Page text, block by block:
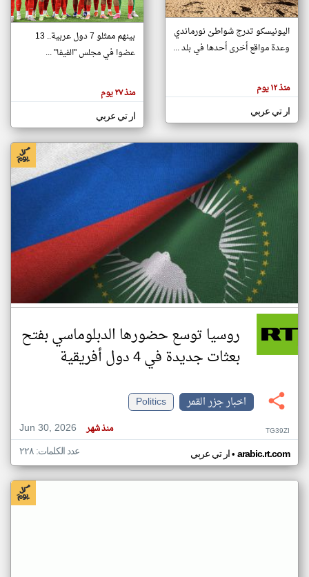
تغيير الدولة
اخبار جزر القمر على مدار الساعة
أهم اخبار جزر القمر العاجلة والمباشرة
هنا عن
وجهة
كاتبيها.
اليونيسكو تدرج شواطئ نورماندي
وعدة مواقع أخرى أحدها في بلد ...
منذ ١٢ يوم
ار تي عربي
بينهم ممثلو 7 دول عربية.. 13
عضوا في مجلس "الفيفا" ...
منذ ٢٧ يوم
ار تي عربي
روسيا توسع حضورها الدبلوماسي بفتح
بعثات جديدة في 4 دول أفريقية
اخبار جزر القمر
Politics
Jun 30, 2026
منذ شهر TG39ZI
ار تي عربي• arabic.rt.com عدد الكلمات: ٢٢٨
klyoum.com